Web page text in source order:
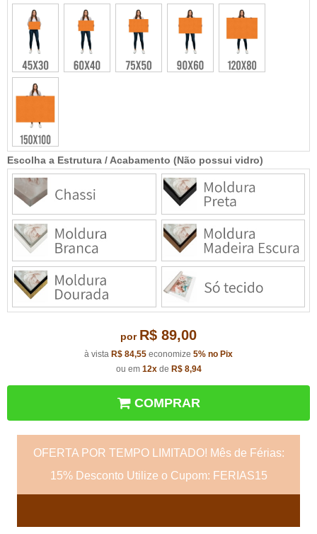
Escolha a Estrutura / Acabamento (Não possui vidro)
por R$ 89,00
à vista R$ 84,55 economize 5% no Pix
ou em 12xde R$ 8,94
COMPRAR
OFERTA POR TEMPO LIMITADO! Mês de Férias:
15% Desconto Utilize o Cupom: FERIAS15